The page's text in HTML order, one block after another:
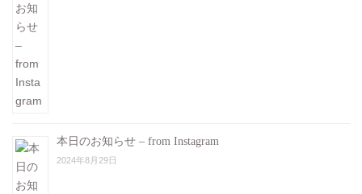
本日のお知らせ – from Instagram
2024年8月29日